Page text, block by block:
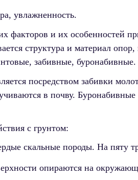
увлажненность.
факторов и их особенностей
структура и материал
забивные, буронабивные.
посредством забивки
в почву.
с грунтом:
скальные породы. На пяту
опираются на